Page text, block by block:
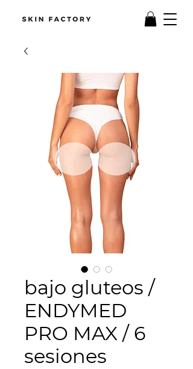
bajo gluteos /
ENDYMED
PRO MAX / 6
sesiones